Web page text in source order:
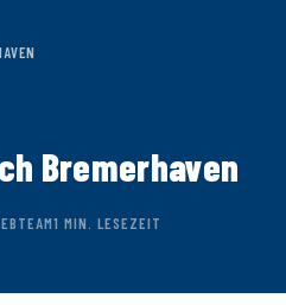
Bremerhaven
1 MIN. LESEZEIT